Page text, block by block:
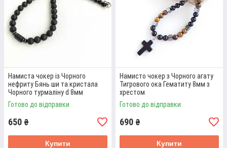
ЧОКЕР ІЗ ЧОРНОГО ТУРМАЛІНА
УНІСЕКС
Натуральний камінь чорного турмаліну, діаметр намистин 6
мм, необроблений кристал. Довжина 36 см, ланцюжок
подовжувач.
Детальніше
Намиста чокер із Чорного
нефриту Бянь ши та кристала
Чорного турмаліну d 8мм
Готово до відправки
650 ₴
Купити
Намисто чокер з Чорного агату
Тигрового ока Гематиту 8мм з
хрестом
Готово до відправки
690 ₴
Купити